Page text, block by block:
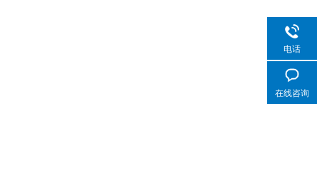
电话
在线咨询